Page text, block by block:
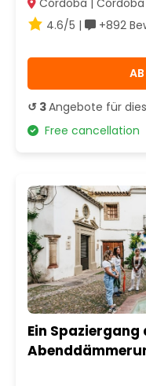
4.6/5 |
+892
AB
↺ 3Angebote für
Free cancellation
Ein